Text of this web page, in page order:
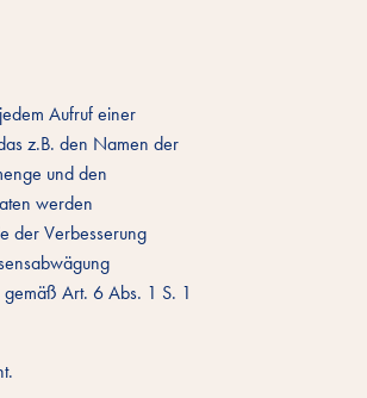
Aufruf einer
z.B. den Namen der
und den
werden
der Verbesserung
Art. 6 Abs. 1 S. 1